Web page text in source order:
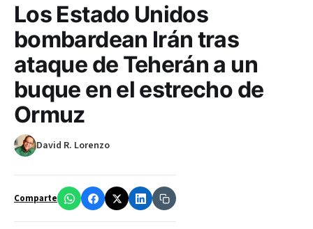
Los Estado Unidos
bombardean Irán tras
ataque de Teherán a un
buque en el estrecho de
Ormuz
David R. Lorenzo
Comparte